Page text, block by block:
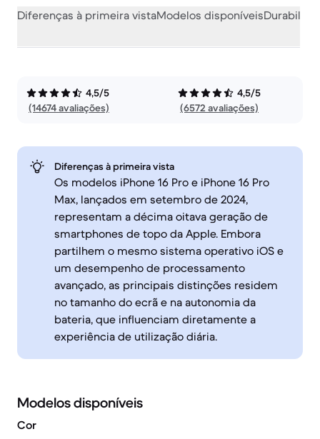
Diferenças à primeira vistaModelos disponíveis
4,5/5
(14674 avaliações)
4,5/5
(6572 avaliações)
Diferenças à primeira vista
Os modelos iPhone 16 Pro e iPhone 16 Pro
Max, lançados em setembro de 2024,
representam a décima oitava geração de
smartphones de topo da Apple. Embora
partilhem o mesmo sistema operativo iOS e
um desempenho de processamento
avançado, as principais distinções residem
no tamanho do ecrã e na autonomia da
bateria, que influenciam diretamente a
experiência de utilização diária.
Modelos disponíveis
Cor